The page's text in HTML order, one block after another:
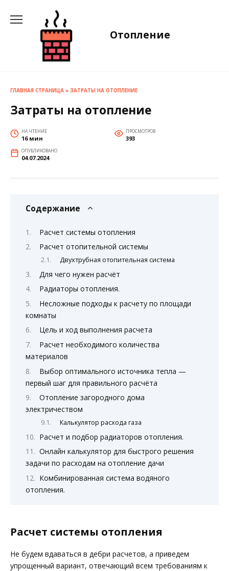
содержанию
Отопление
ГЛАВНАЯ СТРАНИЦА » ЗАТРАТЫ НА ОТОПЛЕНИЕ
Затраты на отопление
НА ЧТЕНИЕ
16 мин
ПРОСМОТРОВ
393
ОПУБЛИКОВАНО
04.07.2024
Содержание
Расчет системы отопления
Расчет отопительной системы
Двухтрубная отопительная система
Для чего нужен расчёт
Радиаторы отопления.
Несложные подходы к расчету по площади
комнаты
Цель и ход выполнения расчета
Расчет необходимого количества
материалов
Выбор оптимального источника тепла —
первый шаг для правильного расчёта
Отопление загородного дома
электричеством
Калькулятор расхода газа
Расчет и подбор радиаторов отопления.
Онлайн калькулятор для быстрого решения
задачи по расходам на отопление дачи
Комбинированная система водяного
отопления.
Расчет системы отопления
Не будем вдаваться в дебри расчетов, а приведем
упрощенный вариант, отвечающий всем требованиям к